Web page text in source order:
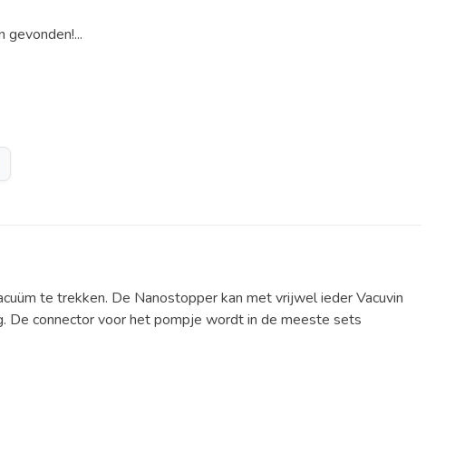
gevonden!...
te trekken. De Nanostopper kan met vrijwel ieder Vacuvin
De connector voor het pompje wordt in de meeste sets